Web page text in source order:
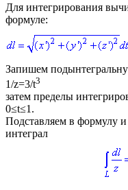
Для интегрирования
формуле:
Запишем
1/z=3/t3
затем пределы
0≤t≤1 .
Подставляем в формулу
интеграл